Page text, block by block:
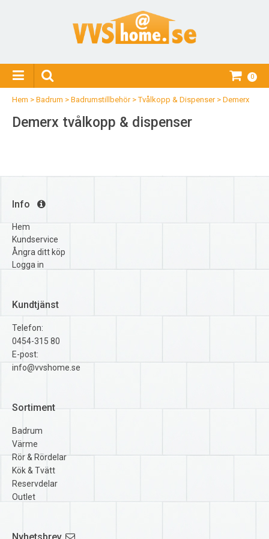
0
Hem > Badrum > Badrumstillbehör>Tvålkopp & Dispenser> Demerx
Demerx tvålkopp & dispenser
Info
Hem
Kundservice
Ångra ditt köp
Logga in
Kundtjänst
Telefon:
0454-315 80
E-post:
info@vvshome.se
Sortiment
Badrum
Värme
Rör & Rördelar
Kök & Tvätt
Reservdelar
Outlet